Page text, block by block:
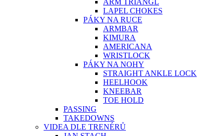
ARM TRIANGL
LAPEL CHOKES
PÁKY NA RUCE
ARMBAR
KIMURA
AMERICANA
WRISTLOCK
PÁKY NA NOHY
STRAIGHT ANKLE LOCK
HEELHOOK
KNEEBAR
TOE HOLD
PASSING
TAKEDOWNS
VIDEA DLE TRENÉRŮ